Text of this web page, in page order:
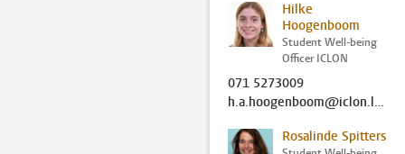
Hilke
Hoogenboom
Student Well-being
Officer ICLON
071 5273009
h.a.hoogenboom@iclon.leidenuniv.nl
Rosalinde Spitters